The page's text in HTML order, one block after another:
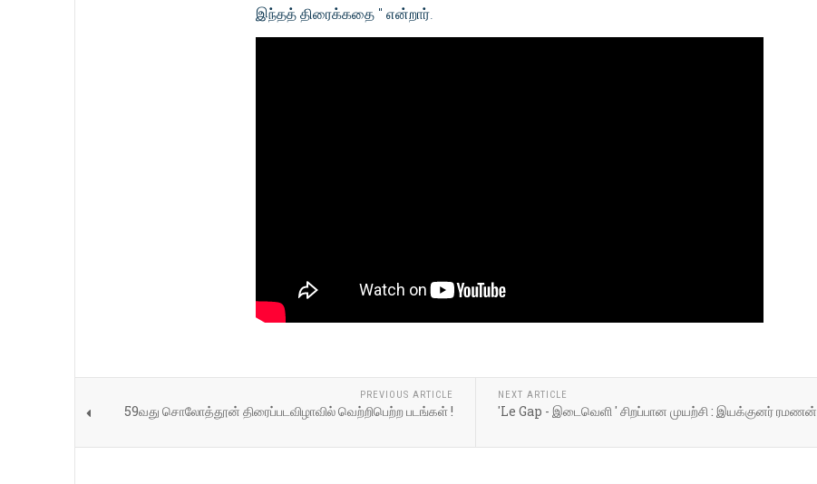
இந்தத் திரைக்கதை " என்றார்.
PREVIOUS ARTICLE
59வது சொலோத்தூன் திரைப்படவிழாவில் வெற்றிபெற்ற படங்கள் !
NEXT ARTICLE
'Le Gap - இடைவெளி ' சிறப்பான முயற்சி : இயக்குனர் ரமணன்